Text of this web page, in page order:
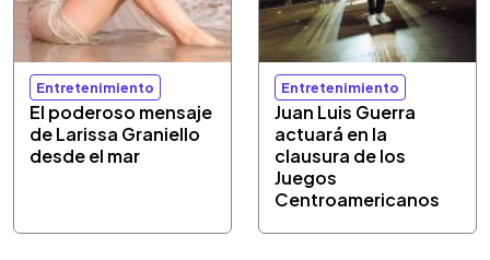
Entretenimiento
El poderoso mensaje
de Larissa Graniello
desde el mar
Entretenimiento
Juan Luis Guerra
actuará en la
clausura de los
Juegos
Centroamericanos